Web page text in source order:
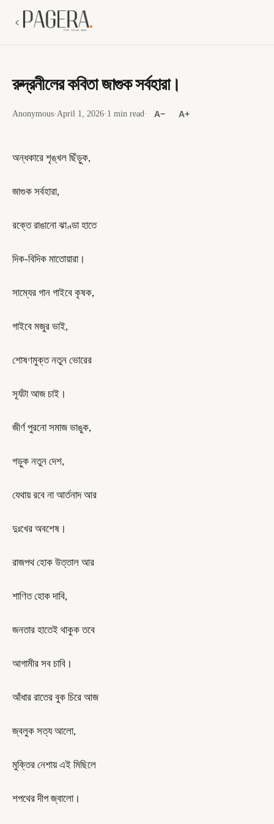
রুদ্রনীলের কবিতা জাগুক সর্বহারা।
Anonymous·April 1, 2026· 1 min read· A− A+
অন্ধকারে শৃঙ্খল ছিঁড়ুক,
জাগুক সর্বহারা,
রক্তে রাঙানো ঝাণ্ডা হাতে
দিক-বিদিক মাতোয়ারা।
​সাম্যের গান গাইবে কৃষক,
গাইবে মজুর ভাই,
শোষণমুক্ত নতুন ভোরের
সূর্যটা আজ চাই।
​জীর্ণ পুরনো সমাজ ভাঙুক,
গড়ুক নতুন দেশ,
যেথায় রবে না আর্তনাদ আর
দুঃখের অবশেষ।
রাজপথ হোক উত্তাল আর
শাণিত হোক দাবি,
জনতার হাতেই থাকুক তবে
আগামীর সব চাবি।
আঁধার রাতের বুক চিরে আজ
জ্বলুক সত্য আলো,
মুক্তির নেশায় এই মিছিলে
শপথের দীপ জ্বালো।